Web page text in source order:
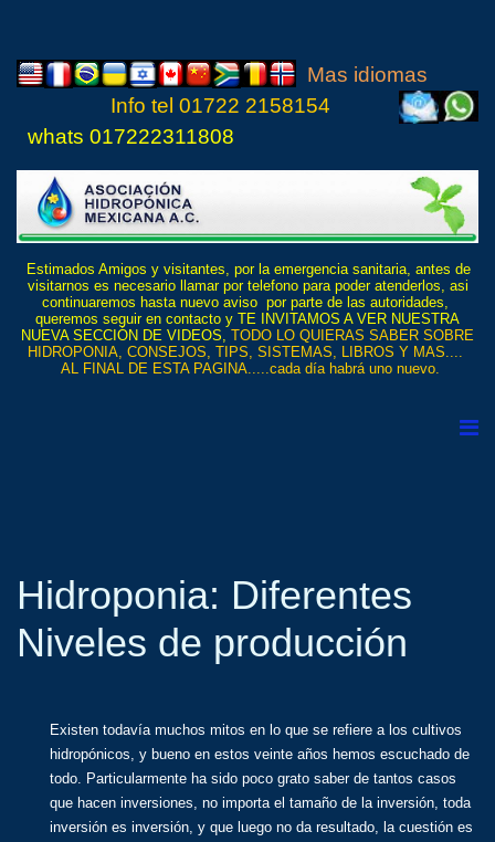
Mas idiomas
Info tel 01722 2158154
whats 017222311808
Estimados Amigos y visitantes, por la emergencia sanitaria, antes de
visitarnos es necesario llamar por telefono para poder atenderlos, asi
continuaremos hasta nuevo aviso por parte de las autoridades,
queremos seguir en contacto y TE INVITAMOS A VER NUESTRA
NUEVA SECCIÓN DE VIDEOS, TODO LO QUIERAS SABER SOBRE
HIDROPONIA, CONSEJOS, TIPS, SISTEMAS, LIBROS Y MAS....
AL FINAL DE ESTA PAGINA.....cada día habrá uno nuevo.
Hidroponia: Diferentes
Niveles de producción
Existen todavía muchos mitos en lo que se refiere a los cultivos
hidropónicos, y bueno en estos veinte años hemos escuchado de
todo. Particularmente ha sido poco grato saber de tantos casos
que hacen inversiones, no importa el tamaño de la inversión, toda
inversión es inversión, y que luego no da resultado, la cuestión es